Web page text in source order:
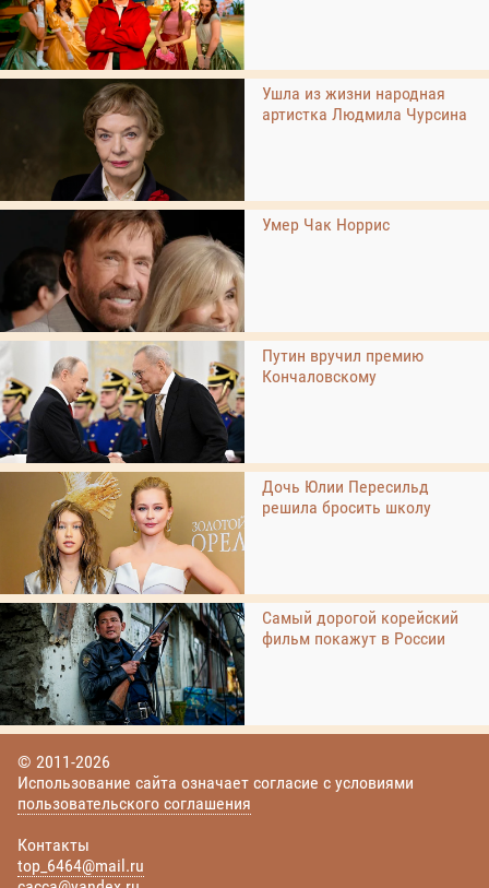
Ушла из жизни народная
артистка Людмила Чурсина
Умер Чак Норрис
Путин вручил премию
Кончаловскому
Дочь Юлии Пересильд
решила бросить школу
Самый дорогой корейский
фильм покажут в России
© 2011-2026
Использование сайта означает согласие с условиями
пользовательского соглашения
Контакты
top_6464@mail.ru